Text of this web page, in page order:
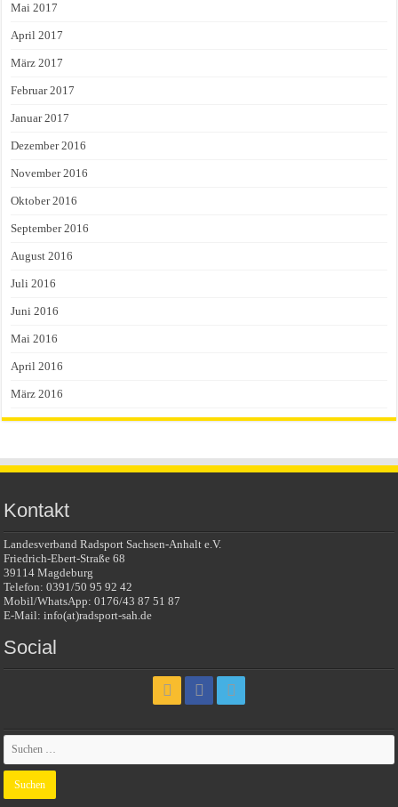
Mai 2017
April 2017
März 2017
Februar 2017
Januar 2017
Dezember 2016
November 2016
Oktober 2016
September 2016
August 2016
Juli 2016
Juni 2016
Mai 2016
April 2016
März 2016
Kontakt
Landesverband Radsport Sachsen-Anhalt e.V.
Friedrich-Ebert-Straße 68
39114 Magdeburg
Telefon: 0391/50 95 92 42
Mobil/WhatsApp: 0176/43 87 51 87
E-Mail: info(at)radsport-sah.de
Social